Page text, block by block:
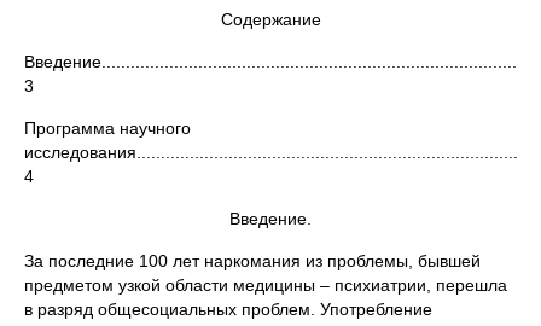
Содержание
3
Программа научного
4
Введение.
За последние 100 лет наркомания из проблемы, бывшей
предметом узкой области медицины – психиатрии, перешла
в разряд общесоциальных проблем. Употребление